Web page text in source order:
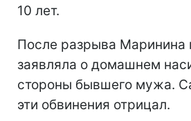
10 лет.
После разрыва Маринина
заявляла о домашнем
стороны бывшего мужа.
эти обвинения отрицал.